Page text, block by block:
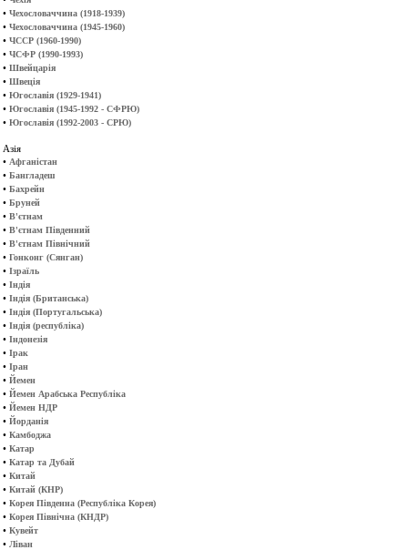
• Чехословаччина (1918-1939)
• Чехословаччина (1945-1960)
• ЧССР (1960-1990)
• ЧСФР (1990-1993)
• Швейцарія
• Швеція
• Югославія (1929-1941)
• Югославія (1945-1992 - СФРЮ)
• Югославія (1992-2003 - СРЮ)
Азія
• Афганістан
• Бангладеш
• Бахрейн
• Бруней
• В'єтнам
• В'єтнам Південний
• В'єтнам Північний
• Гонконг (Сянган)
• Ізраїль
• Індія
• Індія (Британська)
• Індія (Португальська)
• Індія (республіка)
• Індонезія
• Ірак
• Іран
• Йемен
• Йемен Арабська Республіка
• Йемен НДР
• Йорданія
• Камбоджа
• Катар
• Катар та Дубай
• Китай
• Китай (КНР)
• Корея Південна (Республіка Корея)
• Корея Північна (КНДР)
• Кувейт
• Ліван